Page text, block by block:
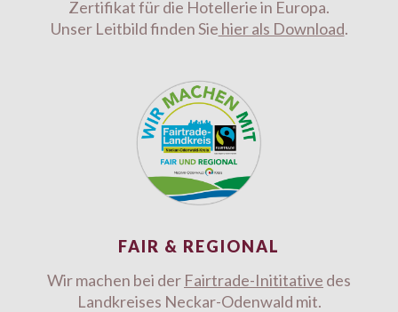
Zertifikat für die Hotellerie in Europa.
Unser Leitbild finden Sie hier als Download.
FAIR & REGIONAL
Wir machen bei der Fairtrade-Inititative des
Landkreises Neckar-Odenwald mit.